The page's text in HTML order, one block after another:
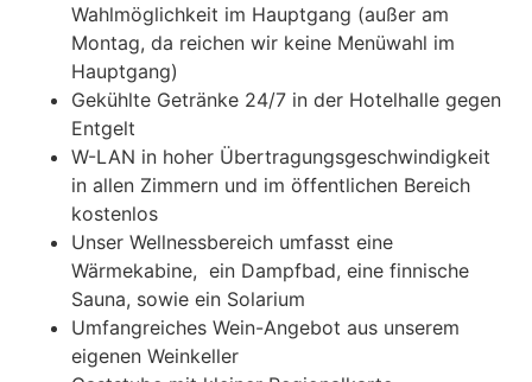
Wahlmöglichkeit im Hauptgang (außer am
Montag, da reichen wir keine Menüwahl im
Hauptgang)
Gekühlte Getränke 24/7 in der Hotelhalle gegen
Entgelt
W-LAN in hoher Übertragungsgeschwindigkeit
in allen Zimmern und im öffentlichen Bereich
kostenlos
Unser Wellnessbereich umfasst eine
Wärmekabine, ein Dampfbad, eine finnische
Sauna, sowie ein Solarium
Umfangreiches Wein-Angebot aus unserem
eigenen Weinkeller